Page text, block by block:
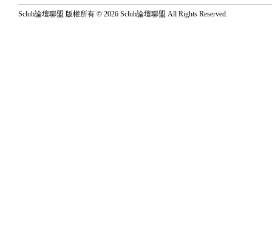
Sclub論壇聯盟 版權所有 © 2026 Sclub論壇聯盟 All Rights Reserved.